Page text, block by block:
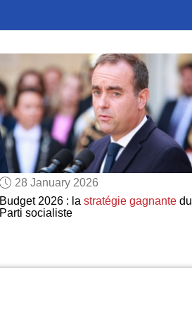
28 January 2026
Budget 2026 : la stratégie gagnantedu
Parti socialiste